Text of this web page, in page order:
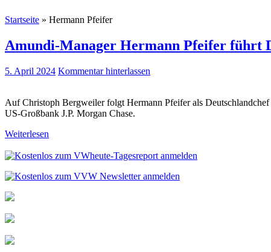
Startseite » Hermann Pfeifer
Amundi-Manager Hermann Pfeifer führt
5. April 2024 Kommentar hinterlassen
Auf Christoph Bergweiler folgt Hermann Pfeifer als
US-Großbank J.P. Morgan Chase.
Weiterlesen